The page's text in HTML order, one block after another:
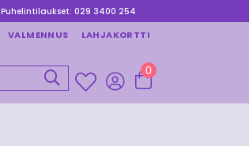
Puhelintilaukset: 029 3400 254
VALMENNUS LAHJAKORTTI
0